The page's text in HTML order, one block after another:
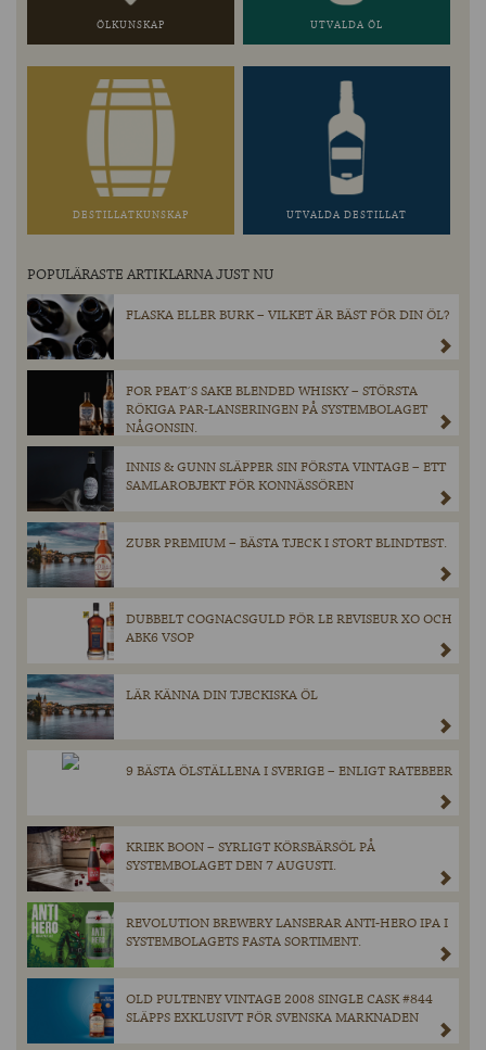
ÖLKUNSKAP UTVALDA ÖL
DESTILLATKUNSKAP UTVALDA DESTILLAT
POPULÄRASTE ARTIKLARNA JUST NU
FLASKA ELLER BURK – VILKET ÄR BÄST FÖR DIN ÖL?
FOR PEAT´S SAKE BLENDED WHISKY – STÖRSTA
RÖKIGA PAR-LANSERINGEN PÅ SYSTEMBOLAGET
NÅGONSIN.
INNIS & GUNN SLÄPPER SIN FÖRSTA VINTAGE – ETT
SAMLAROBJEKT FÖR KONNÄSSÖREN
ZUBR PREMIUM – BÄSTA TJECK I STORT BLINDTEST.
DUBBELT COGNACSGULD FÖR LE REVISEUR XO OCH
ABK6 VSOP
LÄR KÄNNA DIN TJECKISKA ÖL
9 BÄSTA ÖLSTÄLLENA I SVERIGE – ENLIGT RATEBEER
KRIEK BOON – SYRLIGT KÖRSBÄRSÖL PÅ
SYSTEMBOLAGET DEN 7 AUGUSTI.
REVOLUTION BREWERY LANSERAR ANTI-HERO IPA I
SYSTEMBOLAGETS FASTA SORTIMENT.
OLD PULTENEY VINTAGE 2008 SINGLE CASK #844
SLÄPPS EXKLUSIVT FÖR SVENSKA MARKNADEN